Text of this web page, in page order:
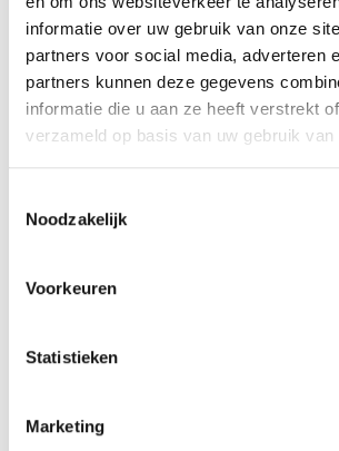
informatie over uw gebruik van onze
partners voor social media, adverteren
partners kunnen deze gegevens
informatie die u aan ze heeft verstrekt
verzameld op basis van uw gebruik
Noodzakelijk
Voorkeuren
Statistieken
Marketing
Filter herstellen
Themenübersicht
Einführung der Meldepflicht bei einer
Niederlande wird verschoben